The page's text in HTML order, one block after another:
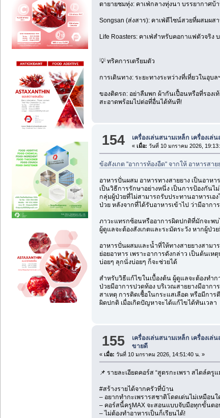
ตายายชมทุ่ง: คาเฟ่กลางทุ่งนา บรรยากาศบ้
Songsan (ส่งสาร): คาเฟ่ดีไซน์สวยที่ผสมผ
Life Roasters: คาเฟ่สำหรับคอกาแฟตัวจริ
💡 ทริคการเตรียมตัว
การเดินทาง: ระยะทางระหว่างที่เที่ยวในอุ
ของติดรถ: อย่าลืมพก ผ้ากันเปื้อนหรือที่รองเ
สะอาดพร้อมไปต่อที่อื่นได้ทันที!
154 เครื่องเล่นสนามเหล็ก เครื่องเ
«เมื่อ: วันที่ 10 มกราคม 2026,
ข้อสังเกต "อาการท้องอืด" จากให้ อาหารสาย
อาหารปั่นผสม อาหารทางสายยาง เป็นอาห
เป็นวิธีการรักษาอย่างหนึ่ง เป็นการป้องกัน
กลุ่มผู้ป่วยที่ไม่สามารถรับประทานอาหารเอ
ป่วย หลังจากที่ได้รับอาหารเข้าไป ว่ามีอาก
ภาวะแทรกซ้อนหรืออาการผิดปกติที่มักจะพบ
ผู้ดูแลจะต้องสังเกตและระมัดระวัง หากผู้ป่ว
อาหารปั่นผสมและน้ำที่ให้ทางสายยางสามา
ย่อยอาหาร เพราะอาการดังกล่าว เป็นต้นเ
บ่อยๆ ลุกนั่งบ่อยๆ ก็จะช่วยได้
สำหรับวิธีแก้ไขในเบื้องต้น ผู้ดูแลจะต้องทำ
ป่วยมีอาการปวดท้อง บริเวณสายยางมีอากา
สาเหตุ การติดเชื้อในกระแสเลือด หรือมีกา
ผิดปกติ เมื่อเกิดปัญหาจะได้แก้ไขได้ทันเวลา
155 เครื่องเล่นสนามเหล็ก เครื่องเ
ขายดี
« เมื่อ: วันที่ 10 มกราคม 2026, 14:51:40 น. »
📌 รายละเอียดคอร์ส “สูตรกะเพรา สไตล์ครู
#สร้างรายได้จากครัวที่บ้าน
– อยากทำกะเพรารสชาติโดดเด่นไม่เหมือนใ
– คอร์สนี้ครูMAX จะสอนแบบจับมือทุกขั้นตอ
– ไม่ต้องทำอาหารเป็นก็เรียนได้!